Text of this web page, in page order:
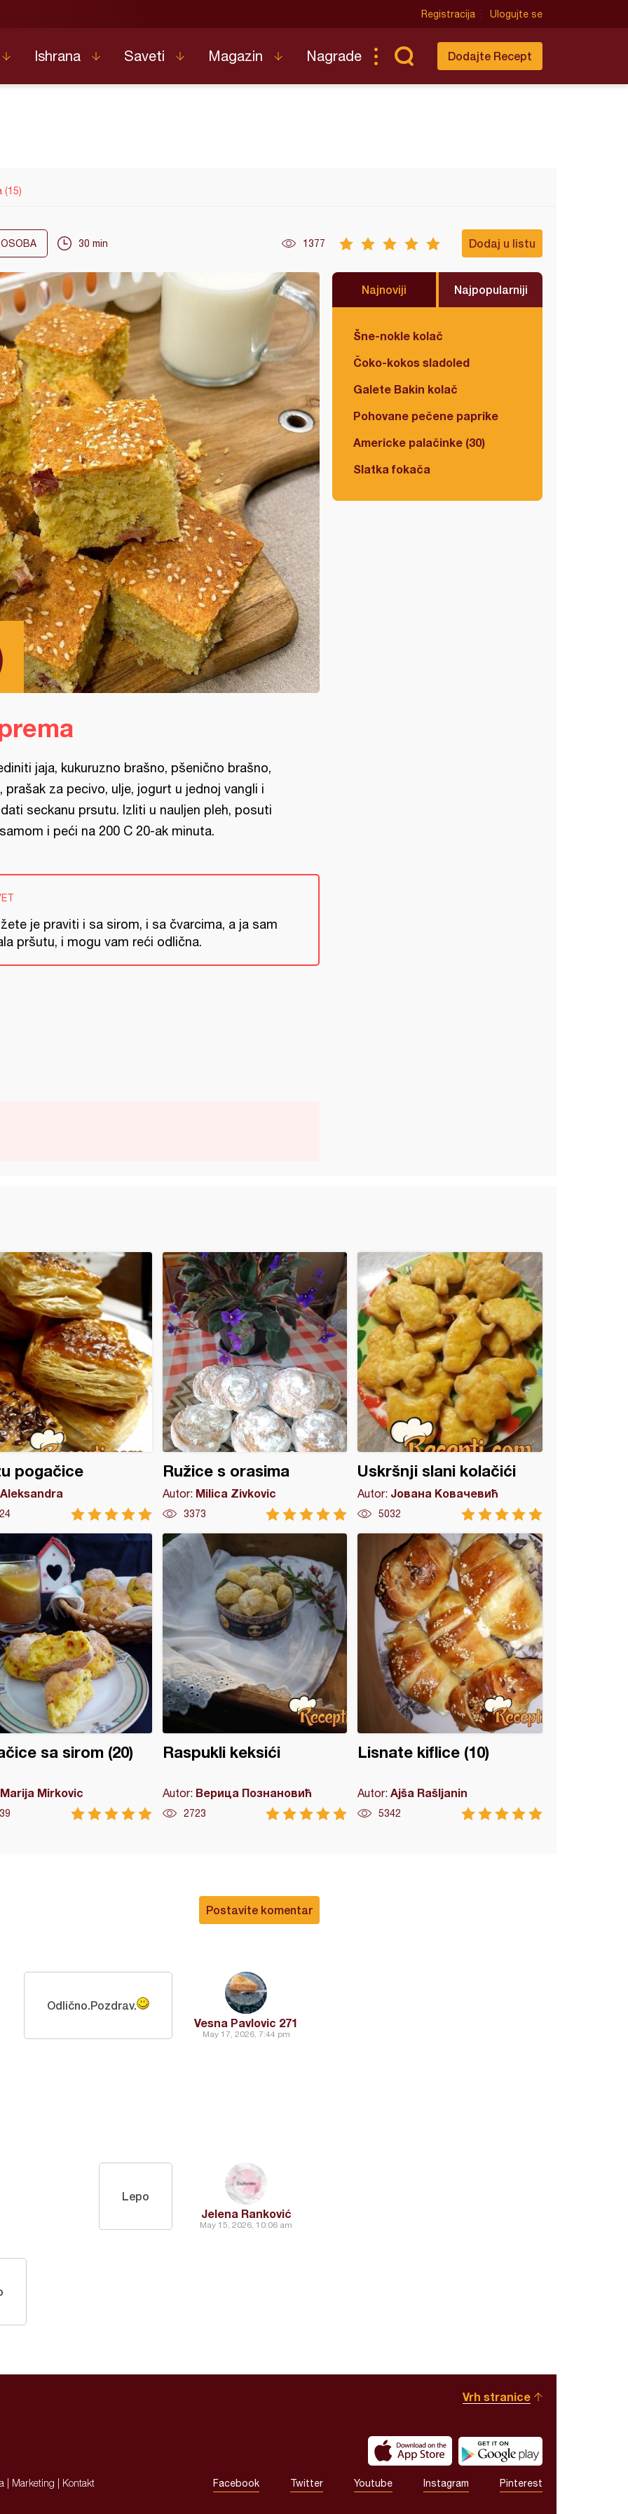
Registracija Ulogujte se
Ishrana Saveti Magazin Nagrade Dodajte Recept
(15)
OSOBA 30 min 1377 Dodaj u listu
Najnoviji Najpopularniji
Šne-nokle kolač
Čoko-kokos sladoled
Galete Bakin kolač
Pohovane pečene paprike
Americke palačinke (30)
Slatka fokača
jaja, kukuruzno brašno, pšenično brašno,
prašak za pecivo, ulje, jogurt u jednoj vangli i
seckanu prsutu. Izliti u nauljen pleh, posuti
i peći na 200 C 20-ak minuta.
je praviti i sa sirom, i sa čvarcima, a ja sam
pršutu, i mogu vam reći odlična.
pogačice
Aleksandra
Ružice s orasima
Autor: Milica Zivkovic
3373
Uskršnji slani kolačići
Autor: Јована Ковачевић
5032
sa sirom (20)
Marija Mirkovic
Raspukli keksići
Autor: Верица Познановић
2723
Lisnate kiflice (10)
Autor:Ajša Rašljanin
5342
Postavite komentar
Vesna Pavlovic 271
May 17, 2026, 7:44 pm
Odlično.Pozdrav.
Jelena Ranković
May 15, 2026, 10:06 am
Lepo
Vrh stranice
Marketing Kontakt Facebook Twitter Youtube Instagram Pinterest